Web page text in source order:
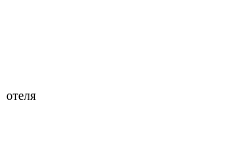
отеля